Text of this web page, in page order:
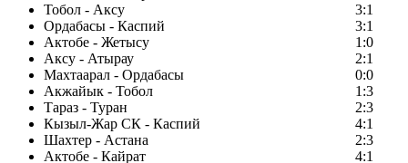
Тобол - Аксу
3:1
Ордабасы - Каспий
3:1
Актобе - Жетысу
1:0
Аксу - Атырау
2:1
Махтаарал - Ордабасы
0:0
Акжайык - Тобол
1:3
Тараз - Туран
2:3
Кызыл-Жар СК - Каспий
4:1
Шахтер - Астана
2:3
Актобе - Кайрат
4:1